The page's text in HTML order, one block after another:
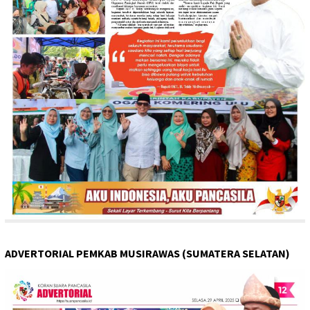
ADVERTORIAL PEMKAB MUSIRAWAS (SUMATERA SELATAN)